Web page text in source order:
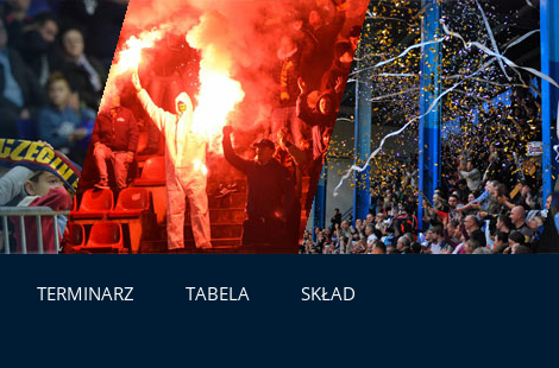
TERMINARZ TABELA SKŁAD